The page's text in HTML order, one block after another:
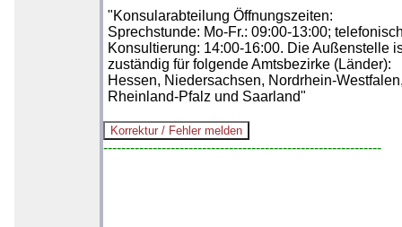
"Konsularabteilung Öffnungszeiten:
Sprechstunde: Mo-Fr.: 09:00-13:00;
Konsultierung: 14:00-16:00. Die Außenstelle
zuständig für folgende Amtsbezirke (Länder):
Hessen, Niedersachsen, Nordrhein-
Rheinland-Pfalz und Saarland"
--------------------------------------------------------------